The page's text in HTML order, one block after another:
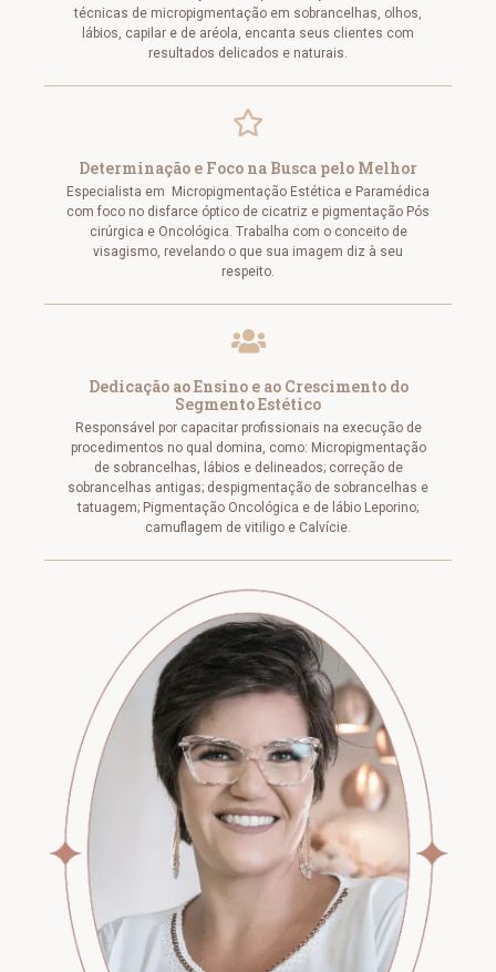
técnicas de micropigmentação em sobrancelhas, olhos,
lábios, capilar e de aréola, encanta seus clientes com
resultados delicados e naturais.
Determinação e Foco na Busca pelo Melhor
Especialista em Micropigmentação Estética e Paramédica
com foco no disfarce óptico de cicatriz e pigmentação Pós
cirúrgica e Oncológica. Trabalha com o conceito de
visagismo, revelando o que sua imagem diz à seu
respeito.
Dedicação ao Ensino e ao Crescimento do
Segmento Estético
Responsável por capacitar profissionais na execução de
procedimentos no qual domina, como: Micropigmentação
de sobrancelhas, lábios e delineados; correção de
sobrancelhas antigas; despigmentação de sobrancelhas e
tatuagem; Pigmentação Oncológica e de lábio Leporino;
camuflagem de vitiligo e Calvície.